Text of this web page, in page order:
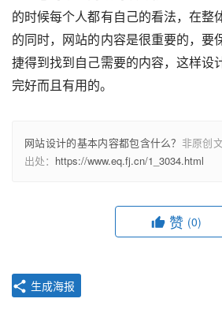
的时候每个人都有自己的看法，在整
的同时，网站的内容是很重要的，要
捷得到找到自己需要的内容，这样设
完好而且有用的。
网站设计的基本内容都包含什么？ 非原创
出处： https://www.eq.fj.cn/1_3034.html
赞 (0)
生成海报